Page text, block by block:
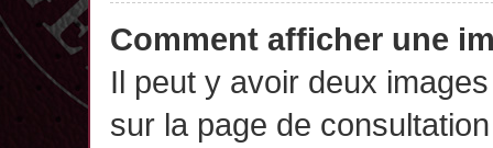
Comment afficher une
Il peut y avoir deux
sur la page de